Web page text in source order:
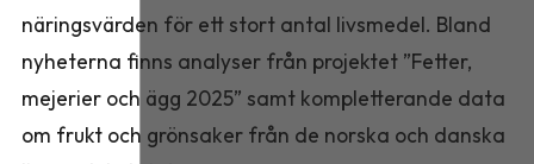
näringsvärden för ett stort antal livsmedel. Bland
nyheterna finns analyser från projektet ”Fetter,
mejerier och ägg 2025” samt kompletterande data
om frukt och grönsaker från de norska och danska